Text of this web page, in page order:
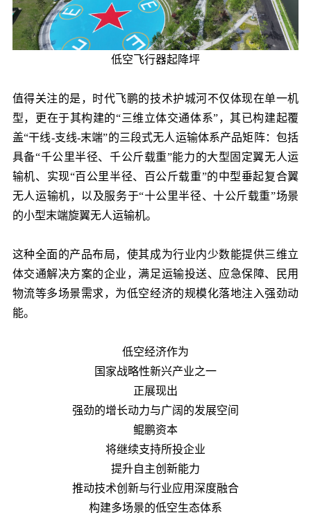
低空飞行器起降坪
值得关注的是，时代飞鹏的技术护城河不仅体现在单一机
型，更在于其构建的“三维立体交通体系”，其已构建起覆
盖“干线-支线-末端”的三段式无人运输体系产品矩阵：包括
具备“千公里半径、千公斤载重”能力的大型固定翼无人运
输机、实现“百公里半径、百公斤载重”的中型垂起复合翼
无人运输机，以及服务于“十公里半径、十公斤载重”场景
的小型末端旋翼无人运输机。
这种全面的产品布局，使其成为行业内少数能提供三维立
体交通解决方案的企业，满足运输投送、应急保障、民用
物流等多场景需求，为低空经济的规模化落地注入强劲动
能。
低空经济作为
国家战略性新兴产业之一
正展现出
强劲的增长动力与广阔的发展空间
鲲鹏资本
将继续支持所投企业
提升自主创新能力
推动技术创新与行业应用深度融合
构建多场景的低空生态体系